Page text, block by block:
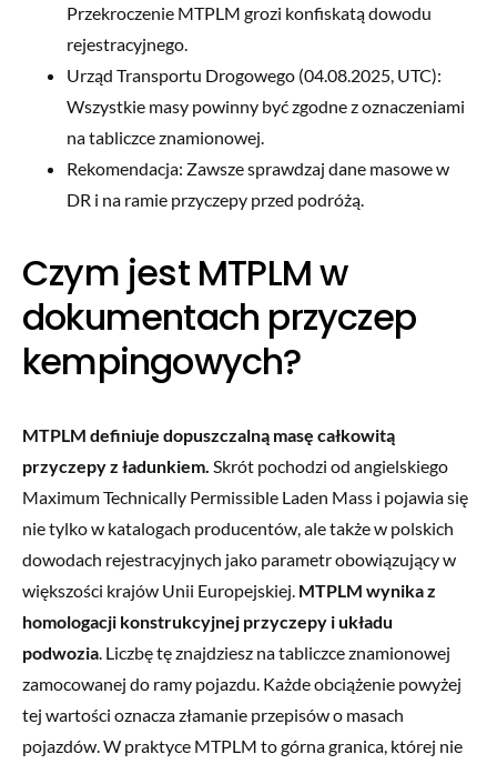
Przekroczenie MTPLM grozi konfiskatą dowodu
rejestracyjnego.
Urząd Transportu Drogowego (04.08.2025, UTC):
Wszystkie masy powinny być zgodne z oznaczeniami
na tabliczce znamionowej.
Rekomendacja: Zawsze sprawdzaj dane masowe w
DR i na ramie przyczepy przed podróżą.
Czym jest MTPLM w
dokumentach przyczep
kempingowych?
MTPLM definiuje dopuszczalną masę całkowitą
przyczepy z ładunkiem. Skrót pochodzi od angielskiego
Maximum Technically Permissible Laden Mass i pojawia się
nie tylko w katalogach producentów, ale także w polskich
dowodach rejestracyjnych jako parametr obowiązujący w
większości krajów Unii Europejskiej. MTPLM wynika z
homologacji konstrukcyjnej przyczepy i układu
podwozia . Liczbę tę znajdziesz na tabliczce znamionowej
zamocowanej do ramy pojazdu. Każde obciążenie powyżej
tej wartości oznacza złamanie przepisów o masach
pojazdów. W praktyce MTPLM to górna granica, której nie